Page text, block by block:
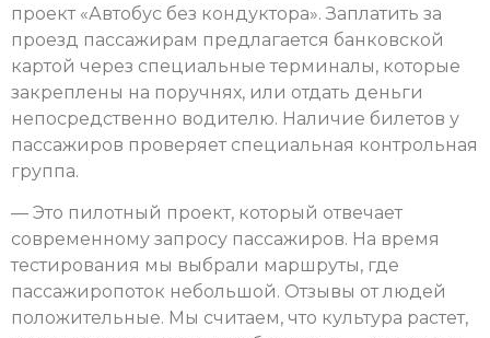
проект «Автобус без кондуктора». Заплатить за
проезд пассажирам предлагается банковской
картой через специальные терминалы, которые
закреплены на поручнях, или отдать деньги
непосредственно водителю. Наличие билетов у
пассажиров проверяет специальная контрольная
группа.
— Это пилотный проект, который отвечает
современному запросу пассажиров. На время
тестирования мы выбрали маршруты, где
пассажиропоток небольшой. Отзывы от людей
положительные. Мы считаем, что культура растет,